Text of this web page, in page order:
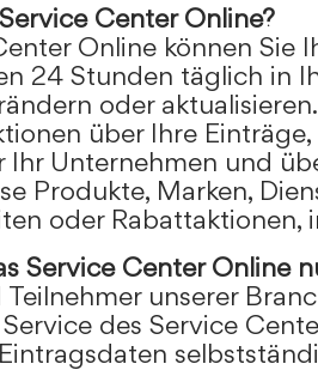
Center Online?
Online können Sie
24 Stunden täglich in
oder
über Ihre
Ihr Unternehmen und
Produkte, Marken,
oder Rabattaktionen,
Service Center Online
unserer
des Service